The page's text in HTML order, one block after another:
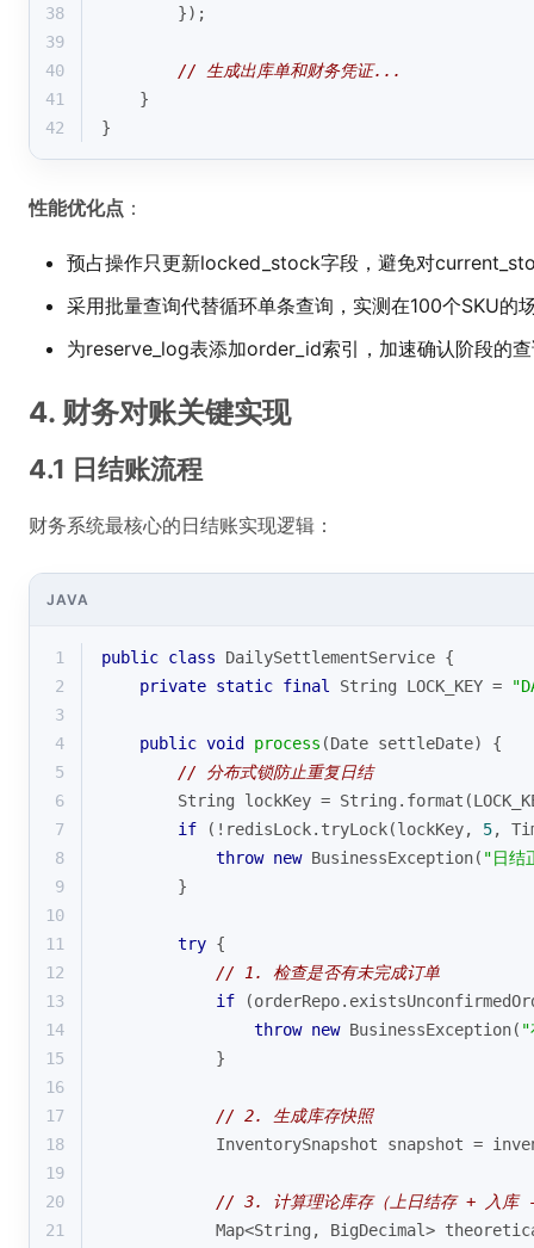
38
        });
39
40
// 生成出库单和财务凭证...
41
    }
42
}
性能优化点 ：
预占操作只更新locked_stock字段，避免对
采用批量查询代替循环单条查询，实测在100个SKU的
为reserve_log表添加order_id索引，加速确认阶段的
4. 财务对账关键实现
4.1 日结账流程
财务系统最核心的日结账实现逻辑：
JAVA
1 public class DailySettlementService {
2
private static final String LOCK_KEY =
3
4
public void process (Date settleDate)
{
5
// 分布式锁防止重复日结
6
String lockKey =
7
if (!redisLock.tryLock(lockKey, 5,
8
throw new BusinessException( "日结
9
        }
10
11
try {
12
// 1. 检查是否有未完成订单
13
if
14
throw new BusinessException( "
15
            }
16
17
// 2. 生成库存快照
18
InventorySnapshot snapshot =
19
20
// 3. 计算理论库存（上日结存 + 入库
21
Map<String, BigDecimal>